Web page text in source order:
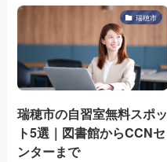
瑞穂市
瑞穂市の自習室無料スポッ
ト5選｜図書館からCCNセ
ンターまで